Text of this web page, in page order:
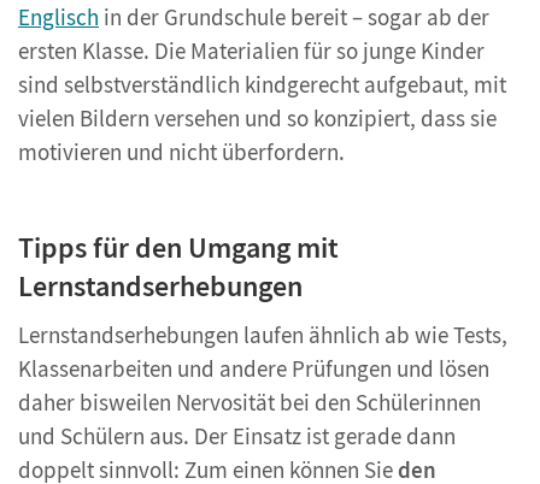
Englisch in der Grundschule bereit – sogar ab der
ersten Klasse. Die Materialien für so junge Kinder
sind selbstverständlich kindgerecht aufgebaut, mit
vielen Bildern versehen und so konzipiert, dass sie
motivieren und nicht überfordern.
Tipps für den Umgang mit
Lernstandserhebungen
Lernstandserhebungen laufen ähnlich ab wie Tests,
Klassenarbeiten und andere Prüfungen und lösen
daher bisweilen Nervosität bei den Schülerinnen
und Schülern aus. Der Einsatz ist gerade dann
doppelt sinnvoll: Zum einen können Sieden